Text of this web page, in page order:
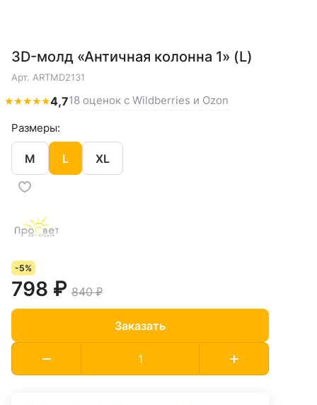
3D-молд «Античная колонна 1» (L)
Арт. ARTMD2131
★★★★★4,718 оценок с Wildberries и Ozon
Размеры:
M L XL
-5%
798 ₽ 840 ₽
Заказать